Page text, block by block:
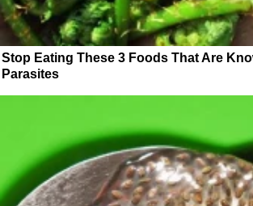
Stop Eating These 3 Foods That Are
Parasites